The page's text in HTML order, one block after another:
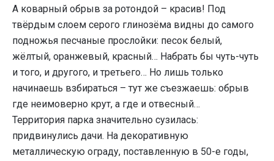
А коварный обрыв за ротондой – красив! Под
твёрдым слоем серого глинозёма видны до самого
подножья песчаные прослойки: песок белый,
жёлтый, оранжевый, красный… Набрать бы чуть-чуть
и того, и другого, и третьего… Но лишь только
начинаешь взбираться – тут же съезжаешь: обрыв
где неимоверно крут, а где и отвесный…
Территория парка значительно сузилась:
придвинулись дачи. На декоративную
металлическую ограду, поставленную в 50-е годы,